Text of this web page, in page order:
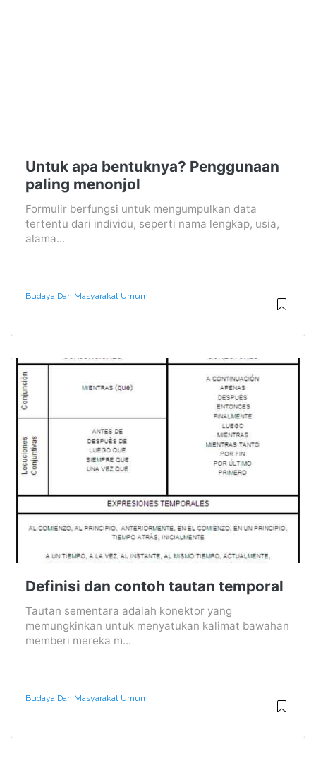
Untuk apa bentuknya? Penggunaan
paling menonjol
Formulir berfungsi untuk mengumpulkan data
tertentu dari individu, seperti nama lengkap, usia,
alama...
Budaya Dan Masyarakat Umum
Definisi dan contoh tautan temporal
Tautan sementara adalah konektor yang
memungkinkan untuk menyatukan kalimat bawahan
memberi mereka m...
Budaya Dan Masyarakat Umum